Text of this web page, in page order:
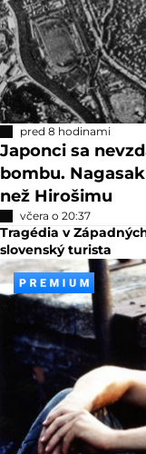
pred 8 hodinami
Japonci sa
bombu.
než Hirošimu
včera o 20:37
Tragédia v
slovenský turista